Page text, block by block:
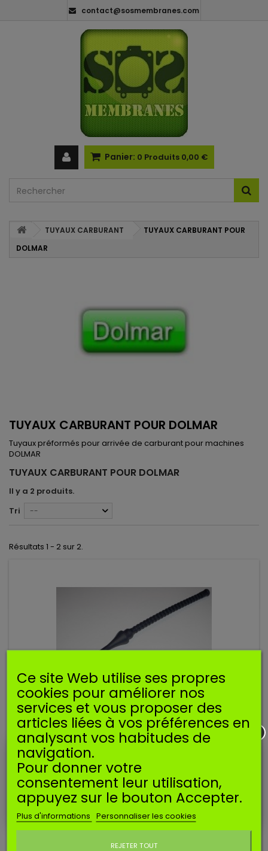
contact@sosmembranes.com
Panier: 0 Produits 0,00 €
TUYAUX CARBURANT
TUYAUX CARBURANT POUR
DOLMAR
TUYAUX CARBURANT POUR DOLMAR
Tuyaux préformés pour arrivée de carburant pour machines
DOLMAR
TUYAUX CARBURANT POUR DOLMAR
Il y a 2 produits.
Tri
--
Résultats 1 - 2 sur 2.
TUYAU ESSENCE POUR DOLMAR 109 110 111 115
Tuyau essence compatible pour machines DOLMAR. Pour
Dolmar 109, 110, 111, 115. 965404460
3,99 €
Ajouter au panier
Ce site Web utilise ses propres
cookies pour améliorer nos
services et vous proposer des
articles liées à vos préférences en
analysant vos habitudes de
navigation.
Pour donner votre
consentement leur utilisation,
appuyez sur le bouton Accepter.
Plus d'informations Personnaliser les cookies
REJETER TOUT